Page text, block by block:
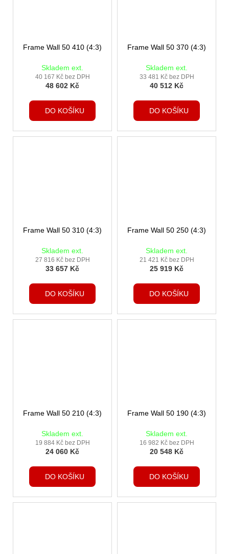
Frame Wall 50 410 (4:3)
Skladem ext.
40 167 Kč bez DPH
48 602 Kč
DO KOŠÍKU
Frame Wall 50 370 (4:3)
Skladem ext.
33 481 Kč bez DPH
40 512 Kč
DO KOŠÍKU
Frame Wall 50 310 (4:3)
Skladem ext.
27 816 Kč bez DPH
33 657 Kč
DO KOŠÍKU
Frame Wall 50 250 (4:3)
Skladem ext.
21 421 Kč bez DPH
25 919 Kč
DO KOŠÍKU
Frame Wall 50 210 (4:3)
Skladem ext.
19 884 Kč bez DPH
24 060 Kč
DO KOŠÍKU
Frame Wall 50 190 (4:3)
Skladem ext.
16 982 Kč bez DPH
20 548 Kč
DO KOŠÍKU